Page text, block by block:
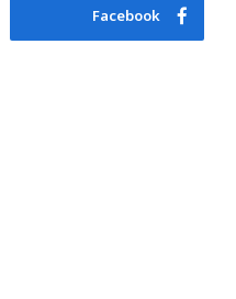
Facebook